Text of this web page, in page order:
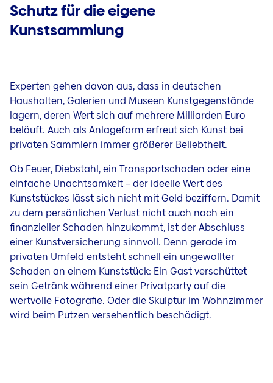
Schutz für die eigene
Kunstsammlung
Experten gehen davon aus, dass in deutschen
Haushalten, Galerien und Museen Kunstgegenstände
lagern, deren Wert sich auf mehrere Milliarden Euro
beläuft. Auch als Anlageform erfreut sich Kunst bei
privaten Sammlern immer größerer Beliebtheit.
Ob Feuer, Diebstahl, ein Transportschaden oder eine
einfache Unachtsamkeit – der ideelle Wert des
Kunststückes lässt sich nicht mit Geld beziffern. Damit
zu dem persönlichen Verlust nicht auch noch ein
finanzieller Schaden hinzukommt, ist der Abschluss
einer Kunstversicherung sinnvoll. Denn gerade im
privaten Umfeld entsteht schnell ein ungewollter
Schaden an einem Kunststück: Ein Gast verschüttet
sein Getränk während einer Privatparty auf die
wertvolle Fotografie. Oder die Skulptur im Wohnzimmer
wird beim Putzen versehentlich beschädigt.